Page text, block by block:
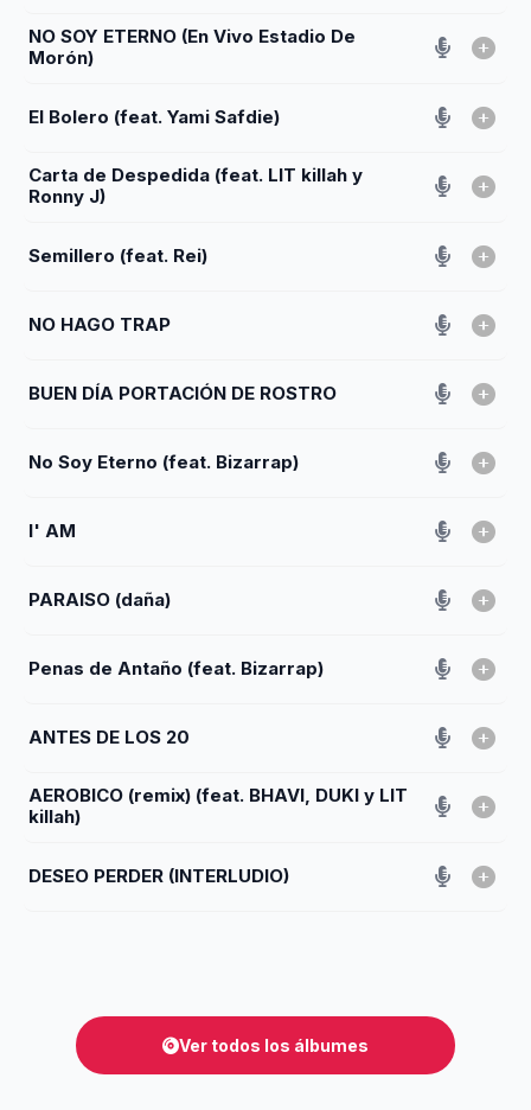
NO SOY ETERNO (En Vivo Estadio De
Morón)
El Bolero (feat. Yami Safdie)
Carta de Despedida (feat. LIT killah y
Ronny J)
Semillero (feat. Rei)
NO HAGO TRAP
BUEN DÍA PORTACIÓN DE ROSTRO
No Soy Eterno (feat. Bizarrap)
I' AM
PARAISO (daña)
Penas de Antaño (feat. Bizarrap)
ANTES DE LOS 20
AEROBICO (remix) (feat. BHAVI, DUKI y LIT
killah)
DESEO PERDER (INTERLUDIO)
Ver todos los álbumes